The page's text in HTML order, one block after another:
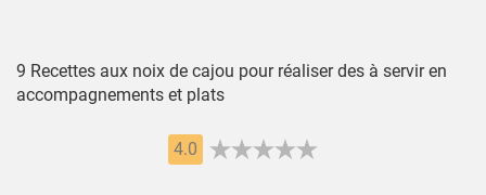
9 Recettes aux noix de cajou pour réaliser des à servir en
accompagnements et plats
4.0